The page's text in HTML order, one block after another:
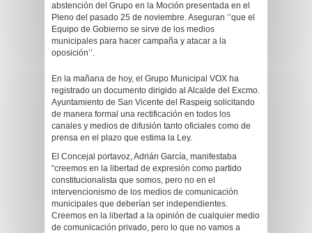
abstención del Grupo en la Moción presentada en el
Pleno del pasado 25 de noviembre. Aseguran ‘’que el
Equipo de Gobierno se sirve de los medios
municipales para hacer campaña y atacar a la
oposición’’.
En la mañana de hoy, el Grupo Municipal VOX ha
registrado un documento dirigido al Alcalde del Excmo.
Ayuntamiento de San Vicente del Raspeig solicitando
de manera formal una rectificación en todos los
canales y medios de difusión tanto oficiales como de
prensa en el plazo que estima la Ley.
El Concejal portavoz, Adrián García, manifestaba
“creemos en la libertad de expresión como partido
constitucionalista que somos, pero no en el
intervencionismo de los medios de comunicación
municipales que deberían ser independientes.
Creemos en la libertad a la opinión de cualquier medio
de comunicación privado, pero lo que no vamos a